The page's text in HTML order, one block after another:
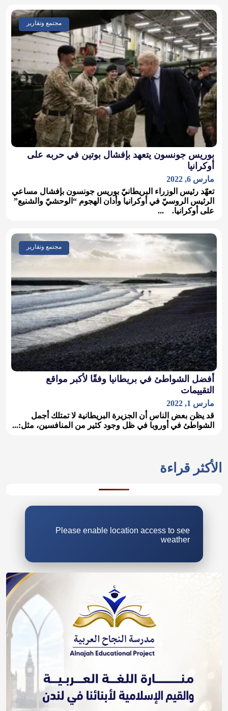
مجتمع وتقارير
بوريس جونسون يتعهد بإفشال بوتين في حربه على
أوكرانيا
مارس 6, 2022
تعهّد رئيس الوزراء البريطانيّ بوريس جونسون بإفشال مساعي
الرئيس الروسيّ في أوكرانيا وأدان الهجوم “الوحشيّ والشنيع”
على أوكرانيا. ...
مجتمع وتقارير
أفضل الشواطئ في بريطانيا وفقًا لأكبر مواقع
التقييمات
مارس 1, 2022
قد يظن بعض الناس أن الجزيرة البريطانية لا تمتلك أجمل
الشواطئ في أوروبا في ظل وجود كثير من المنافسين، مثل:...
الأكثر قراءة
Please enable location access to see
weather